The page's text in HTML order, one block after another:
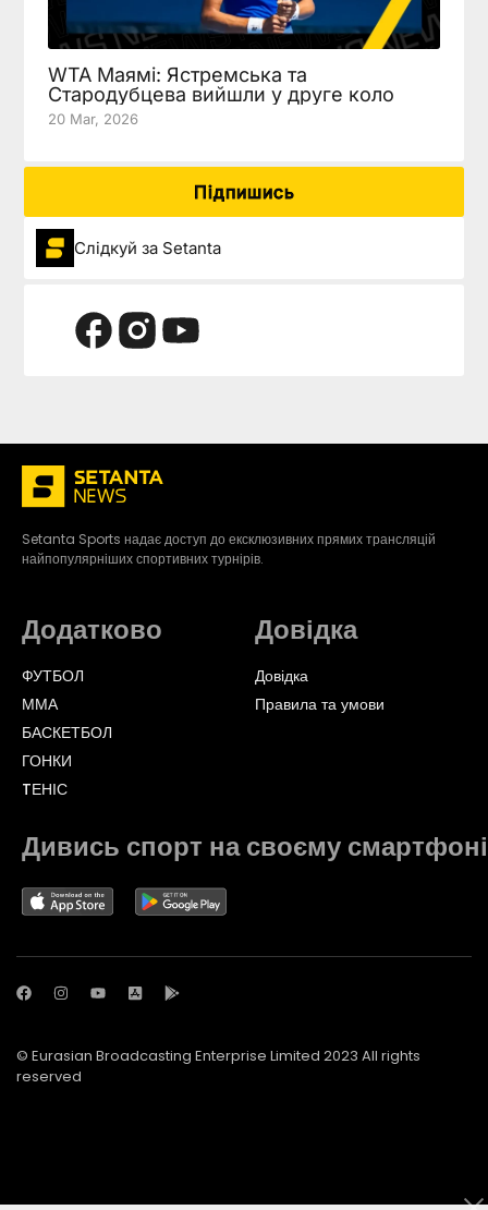
WTA Маямі: Ястремська та
Стародубцева вийшли у друге коло
20 Mar, 2026
Підпишись
Слідкуй за Setanta
Setanta Sports надає доступ до ексклюзивних прямих трансляцій
найпопулярніших спортивних турнірів.
Додатково
ФУТБОЛ
ММА
БАСКЕТБОЛ
ГОНКИ
TЕНІС
Довідка
Довідка
Правила та умови
Дивись спорт на своєму смартфоні
© Eurasian Broadcasting Enterprise Limited 2023 All rights
reserved